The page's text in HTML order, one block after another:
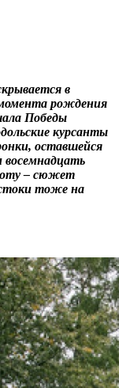
в
рождения
Победы
курсанты
оставшейся
восемнадцать
– сюжет
тоже на